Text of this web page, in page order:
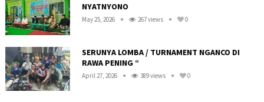
NYATNYONO
May 25, 2026 267 views 0
SERUNYA LOMBA / TURNAMENT NGANCO DI
RAWA PENING “
April 27, 2026 389 views 0